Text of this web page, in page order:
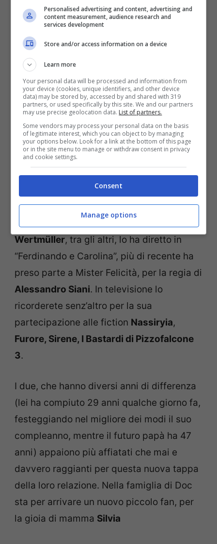
Silvia Mazzieri (Screenshot Instagram)
I più attenti avranno notato chi è il
compagno della bravissima e bellissima
attrice. E’ infatti anche lui un volto noto. Si
tratta infatti dell’attore campano
Gugliucci.Ha alle spalle diversi ruoli di
rilievo al cinema e in televisione.
Wertmüller, tra gli altri, lo ha diretto in
“Ferdinando e Carolina”, più di recente ha
preso parte a Mister Felicità, per la regia di
Alessandro Siani. In televisione lo
ricorderete senz’altro per la sua
partecipazione alle fiction Nassiryia,
Furore, Sirene, I Bastardi di Pizzofalcone
3.
I due, che hanno diversi anni di differenza
(lei ha compiuto 29 anni qualche giorno fa,
festeggiando nel migliore dei modi il suo
compleanno, mentre il futuro papà ha 47
anni) appaiono più affiatati che mai e
davvero raggianti per questa nuova tappa
della loro relazione. Nella famiglia di Doc
sta per arrivare un nuovo piccolo fan, per
la gioia di mamma Silvia
Personalised advertising and content, advertising and
content measurement, audience research and
services development
Store and/or access information on a device
Learn more
Your personal data will be processed and information from
your device (cookies, unique identifiers, and other device
data) may be stored by, accessed by and shared with 319
partners, or used specifically by this site. We and our partners
may use precise geolocation data. List of partners.
Some vendors may process your personal data on the basis
of legitimate interest, which you can object to by managing
your options below. Look for a link at the bottom of this page
or in the site menu to manage or withdraw consent in privacy
and cookie settings.
Consent
Manage options